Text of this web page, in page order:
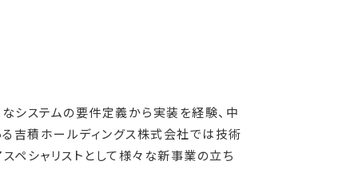
システムの要件定義から実装を経験、中
吉積ホールディングス株式会社では技術
ペシャリストとして様々な新事業の立ち